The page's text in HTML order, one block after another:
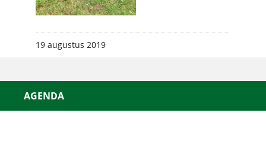
19 augustus 2019
AGENDA